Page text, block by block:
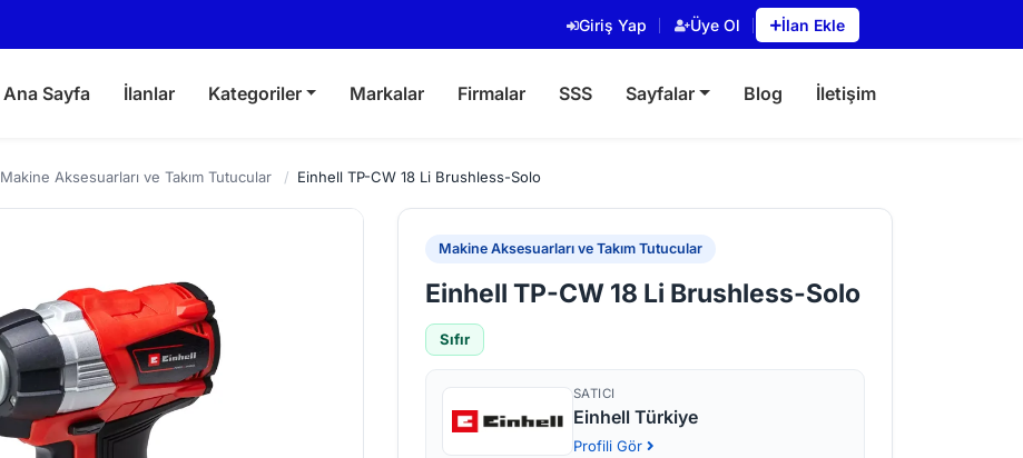
Giriş Yap Üye Ol İlan Ekle
Ana Sayfa İlanlar Kategoriler Markalar Firmalar SSS Sayfalar Blog İletişim
Makine Aksesuarları ve Takım Tutucular / Einhell TP-CW 18 Li Brushless-Solo
Makine Aksesuarları ve Takım Tutucular
Einhell TP-CW 18 Li Brushless-Solo
Sıfır
SATICI
Einhell Türkiye
Profili Gör